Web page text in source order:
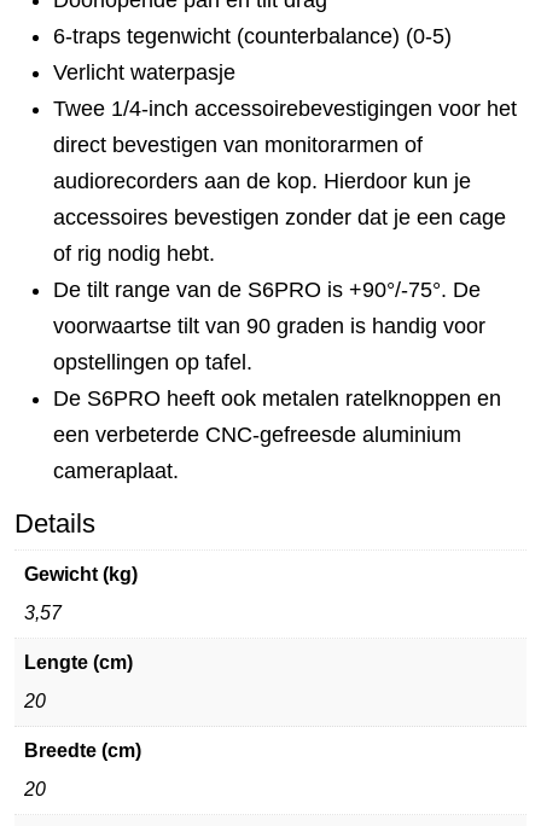
6-traps tegenwicht (counterbalance) (0-5)
Verlicht waterpasje
Twee 1/4-inch accessoirebevestigingen voor het
direct bevestigen van monitorarmen of
audiorecorders aan de kop. Hierdoor kun je
accessoires bevestigen zonder dat je een cage
of rig nodig hebt.
De tilt range van de S6PRO is +90°/-75°. De
voorwaartse tilt van 90 graden is handig voor
opstellingen op tafel.
De S6PRO heeft ook metalen ratelknoppen en
een verbeterde CNC-gefreesde aluminium
cameraplaat.
Details
Gewicht (kg)
3,57
Lengte (cm)
20
Breedte (cm)
20